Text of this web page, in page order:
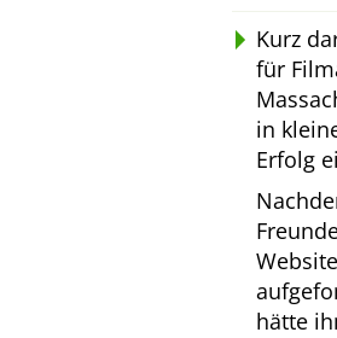
Kurz
für
in
Erfolg
hätte